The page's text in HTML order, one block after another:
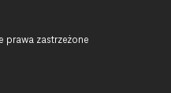
prawa zastrzeżone